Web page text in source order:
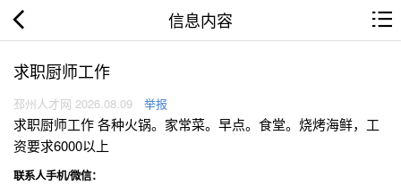
信息内容
求职厨师工作
邳州人才网 2026.08.09 举报
求职厨师工作 各种火锅。家常菜。早点。食堂。烧烤海鲜，工
资要求6000以上
联系人手机/微信：